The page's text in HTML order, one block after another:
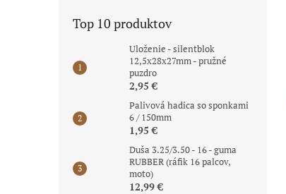
Top 10 produktov
Uloženie - silentblok
12,5x28x27mm - pružné
puzdro
2,95 €
Palivová hadica so sponkami
6 / 150mm
1,95 €
Duša 3.25/3.50 - 16 - guma
RUBBER (ráfik 16 palcov,
moto)
12,99 €
Novinka
Posledné kusy
Zadný blatník minicross
Zadný blatník minibike